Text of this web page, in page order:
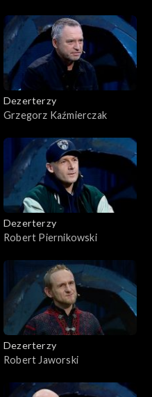
Dezerterzy
Grzegorz Kaźmierczak
Dezerterzy
Robert Piernikowski
Dezerterzy
Robert Jaworski